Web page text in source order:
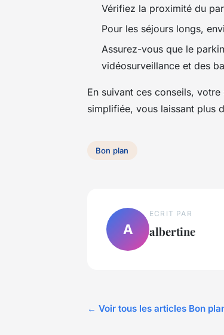
Vérifiez la proximité du
Pour les séjours longs,
Assurez-vous que le
vidéosurveillance et des
En suivant ces conseils,
simplifiée, vous laissant plus
Bon plan
A
ECRIT PAR
albertine
← Voir tous les articles Bon